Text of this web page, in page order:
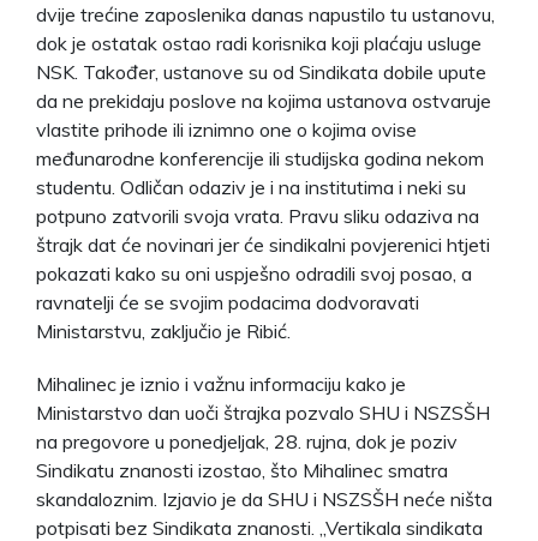
dvije trećine zaposlenika danas napustilo tu ustanovu,
dok je ostatak ostao radi korisnika koji plaćaju usluge
NSK. Također, ustanove su od Sindikata dobile upute
da ne prekidaju poslove na kojima ustanova ostvaruje
vlastite prihode ili iznimno one o kojima ovise
međunarodne konferencije ili studijska godina nekom
studentu. Odličan odaziv je i na institutima i neki su
potpuno zatvorili svoja vrata. Pravu sliku odaziva na
štrajk dat će novinari jer će sindikalni povjerenici htjeti
pokazati kako su oni uspješno odradili svoj posao, a
ravnatelji će se svojim podacima dodvoravati
Ministarstvu, zaključio je Ribić.
Mihalinec je iznio i važnu informaciju kako je
Ministarstvo dan uoči štrajka pozvalo SHU i NSZSŠH
na pregovore u ponedjeljak, 28. rujna, dok je poziv
Sindikatu znanosti izostao, što Mihalinec smatra
skandaloznim. Izjavio je da SHU i NSZSŠH neće ništa
potpisati bez Sindikata znanosti. „Vertikala sindikata